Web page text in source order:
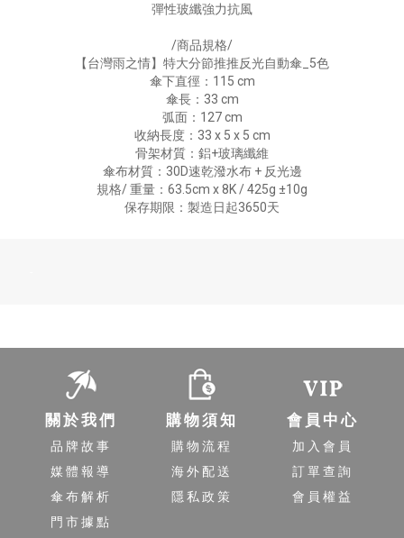
彈性玻纖強力抗風
/商品規格/
【台灣雨之情】特大分節推推反光自動傘_5色
傘下直徑：115 cm
傘長：33 cm
弧面：127 cm
收納長度：33 x 5 x 5 cm
骨架材質：鋁+玻璃纖維
傘布材質：30D速乾潑水布 + 反光邊
規格/ 重量：63.5cm x 8K / 425g ±10g
保存期限：製造日起3650天
關於我們
品牌故事
媒體報導
傘布解析
門市據點
購物須知
購物流程
海外配送
隱私政策
會員中心
加入會員
訂單查詢
會員權益